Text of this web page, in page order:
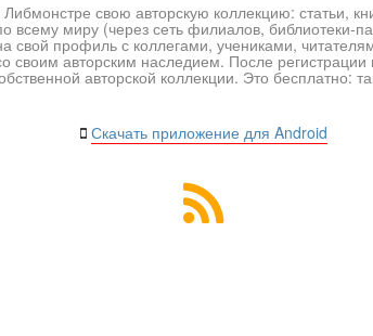
свою авторскую коллекцию: статьи,
всему миру (через сеть филиалов, библиотеки-
свой профиль с коллегами, учениками,
своим авторским наследием. После
авторской коллекции. Это бесплатно:
Скачать приложение для Android